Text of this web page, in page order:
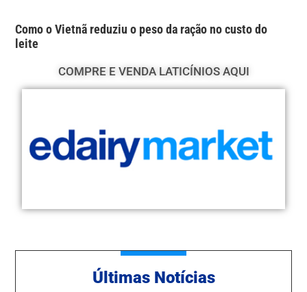
Como o Vietnã reduziu o peso da ração no custo do
leite
COMPRE E VENDA LATICÍNIOS AQUI
Ú ltimas Notícias